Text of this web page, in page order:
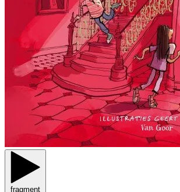
fragment